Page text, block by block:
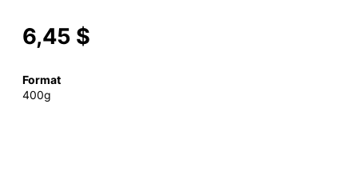
6,45 $
Format
400g